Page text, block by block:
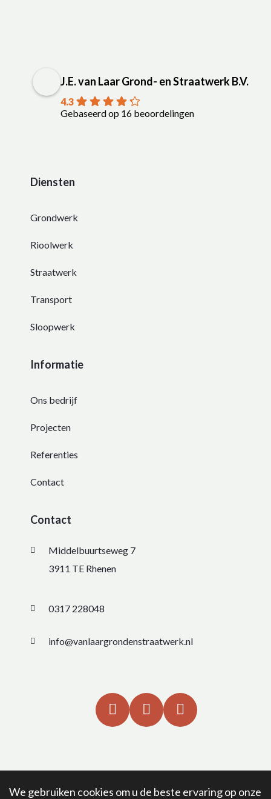
J.E. van Laar Grond- en Straatwerk B.V.
4.3
Gebaseerd op 16 beoordelingen
Diensten
Grondwerk
Rioolwerk
Straatwerk
Transport
Sloopwerk
Informatie
Ons bedrijf
Projecten
Referenties
Contact
Contact
Middelbuurtseweg 7
3911 TE Rhenen
0317 228048
info@vanlaargrondenstraatwerk.nl
We gebruiken cookies om u de beste ervaring op onze